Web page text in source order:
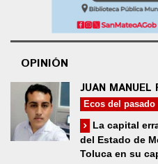
OPINIÓN
JUAN MANUEL
Ecos del pasado
La capital
del Estado de
Toluca en su